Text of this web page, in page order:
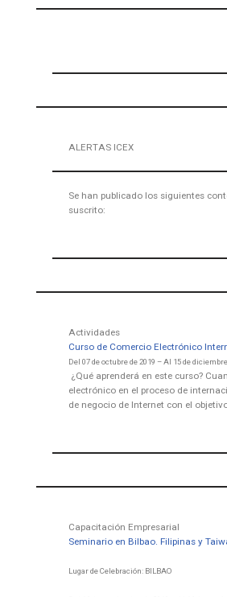
ALERTAS ICEX
Se han publicado los siguientes
suscrito:
Actividades
Curso de Comercio Electrónico
Del 07 de octubre de 2019 – Al 15 de
¿Qué aprenderá en este curso?
electrónico en el proceso de
de negocio de Internet con el
Capacitación Empresarial
Seminario en Bilbao. Filipinas y
Lugar de Celebración: BILBAO